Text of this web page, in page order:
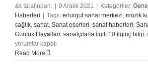
&s tarafından. 9 Aralık 2021 Kategoriler: Genel
Haberleri
Tags: erturgut sanat merkezi, müzik
sağlık, sanat, Sanat eserleri, sanat haberleri,
Günlük Hayatları, sanatçılarla ilgili 10 ilginç bilgi,
yorumlar kapalı
Read More